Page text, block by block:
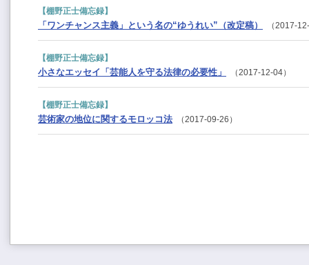
【棚野正士備忘録】
「ワンチャンス主義」という名の“ゆうれい”（改定稿） （2017-
【棚野正士備忘録】
小さなエッセイ「芸能人を守る法律の必要性」 （2017-12-04）
【棚野正士備忘録】
芸術家の地位に関するモロッコ法 （2017-09-26）